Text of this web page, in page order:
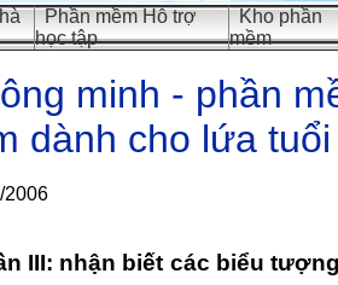
Phần mềm Hỗ trợ
học tập
Kho phần
mềm
minh - phần
dành cho lứa
2006
III: nhận biết các biểu